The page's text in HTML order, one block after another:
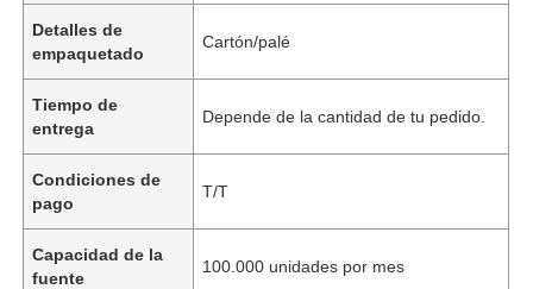
Detalles de
empaquetado
Cartón/palé
Tiempo de
entrega
Depende de la cantidad de tu pedido.
Condiciones de
pago
T/T
Capacidad de la
fuente
100.000 unidades por mes